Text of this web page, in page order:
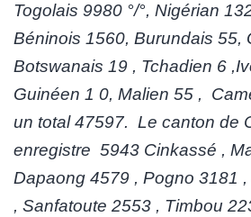
Togolais 9980 °/°, Nigérian
Béninois 1560, Burundais 55,
Botswanais 19 , Tchadien 6
Guinéen 1 0, Malien 55 ,
un total 47597. Le canton de
enregistre 5943 Cinkassé ,
Dapaong 4579 , Pogno 3181
, Sanfatoute 2553 , Timbou